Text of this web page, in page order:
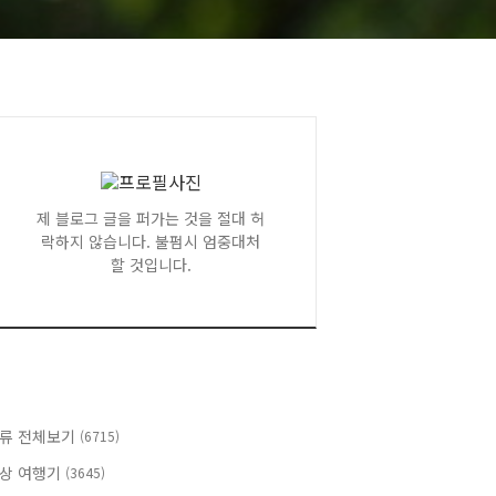
제 블로그 글을 퍼가는 것을 절대 허
락하지 않습니다. 불펌시 엄중대처
할 것입니다.
전체보기 (6715)
여행기 (3645)